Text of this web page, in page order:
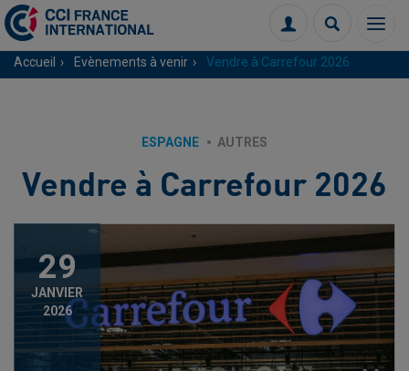
Menu
Connexion
Accueil Evènements à venir Vendre à Carrefour 2026
ESPAGNE AUTRES
Vendre à Carrefour 2026
29
JANVIER
2026